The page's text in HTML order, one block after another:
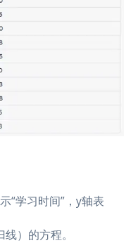
“学习时间”，y轴表
）的方程。